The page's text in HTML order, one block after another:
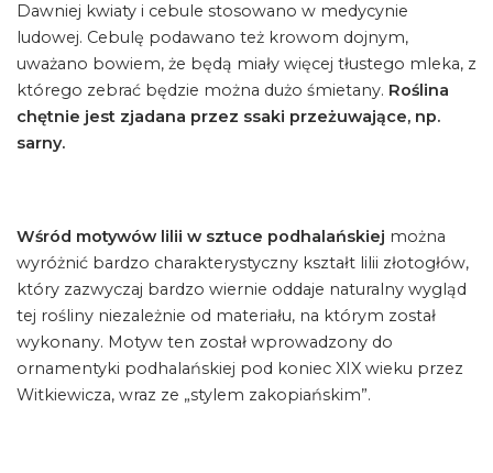
Dawniej kwiaty i cebule stosowano w medycynie
ludowej. Cebulę podawano też krowom dojnym,
uważano bowiem, że będą miały więcej tłustego mleka, z
którego zebrać będzie można dużo śmietany. Roślina
chętnie jest zjadana przez ssaki przeżuwające, np.
sarny.
Wśród motywów lilii w sztuce podhalańskiej można
wyróżnić bardzo charakterystyczny kształt lilii złotogłów,
który zazwyczaj bardzo wiernie oddaje naturalny wygląd
tej rośliny niezależnie od materiału, na którym został
wykonany. Motyw ten został wprowadzony do
ornamentyki podhalańskiej pod koniec XIX wieku przez
Witkiewicza, wraz ze „stylem zakopiańskim”.